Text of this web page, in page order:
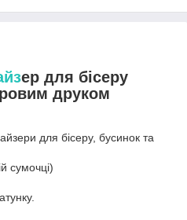
ер для бісеру
друком
для бісеру, бусинок та
сумочці)